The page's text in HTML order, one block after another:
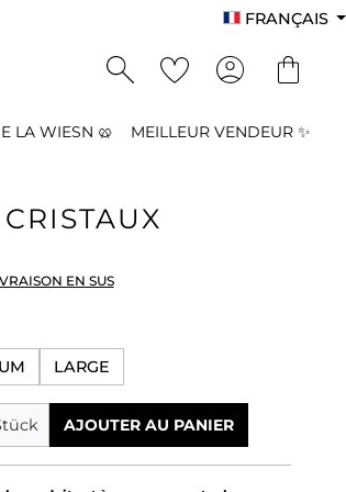
FRANÇAIS
LA WIESN 🥨 MEILLEUR VENDEUR ✨
EN SUS
LARGE
produit : Entrez la
AJOUTER AU PANIER